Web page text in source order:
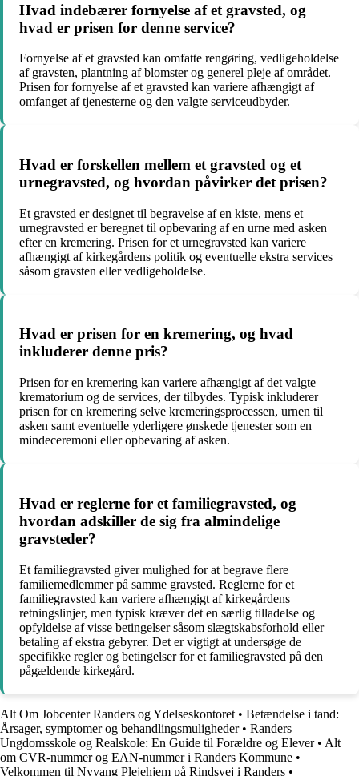
Hvad indebærer fornyelse af et gravsted, og
hvad er prisen for denne service?
Fornyelse af et gravsted kan omfatte rengøring, vedligeholdelse
af gravsten, plantning af blomster og generel pleje af området.
Prisen for fornyelse af et gravsted kan variere afhængigt af
omfanget af tjenesterne og den valgte serviceudbyder.
Hvad er forskellen mellem et gravsted og et
urnegravsted, og hvordan påvirker det prisen?
Et gravsted er designet til begravelse af en kiste, mens et
urnegravsted er beregnet til opbevaring af en urne med asken
efter en kremering. Prisen for et urnegravsted kan variere
afhængigt af kirkegårdens politik og eventuelle ekstra services
såsom gravsten eller vedligeholdelse.
Hvad er prisen for en kremering, og hvad
inkluderer denne pris?
Prisen for en kremering kan variere afhængigt af det valgte
krematorium og de services, der tilbydes. Typisk inkluderer
prisen for en kremering selve kremeringsprocessen, urnen til
asken samt eventuelle yderligere ønskede tjenester som en
mindeceremoni eller opbevaring af asken.
Hvad er reglerne for et familiegravsted, og
hvordan adskiller de sig fra almindelige
gravsteder?
Et familiegravsted giver mulighed for at begrave flere
familiemedlemmer på samme gravsted. Reglerne for et
familiegravsted kan variere afhængigt af kirkegårdens
retningslinjer, men typisk kræver det en særlig tilladelse og
opfyldelse af visse betingelser såsom slægtskabsforhold eller
betaling af ekstra gebyrer. Det er vigtigt at undersøge de
specifikke regler og betingelser for et familiegravsted på den
pågældende kirkegård.
Alt Om Jobcenter Randers og Ydelseskontoret • Betændelse i tand:
Årsager, symptomer og behandlingsmuligheder• Randers
Ungdomsskole og Realskole: En Guide til Forældre og Elever• Alt
om CVR-nummer og EAN-nummer i Randers Kommune •
Velkommen til Nyvang Plejehjem på Rindsvej i Randers •